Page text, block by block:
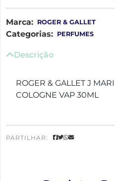
Marca: ROGER & GALLET
Categorias: PERFUMES
Descrição
ROGER & GALLET J
COLOGNE VAP 30ML
PARTILHAR: